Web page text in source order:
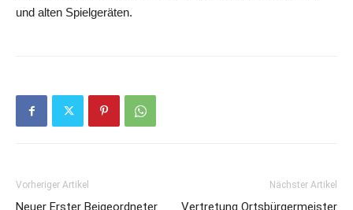
und alten Spielgeräten.
Vorheriger Artikel
Neuer Erster Beigeordneter
Nächster Artikel
Vertretung Ortsbürgermeister